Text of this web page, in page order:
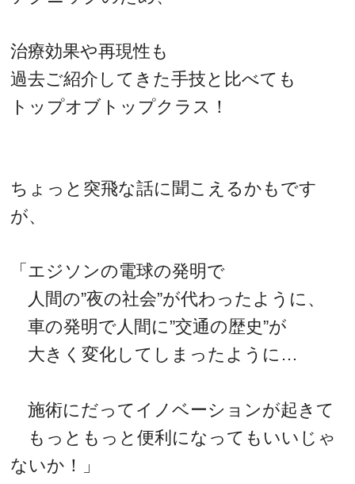
治療効果や再現性も
過去ご紹介してきた手技と比べても
トップオブトップクラス！
ちょっと突飛な話に聞こえるかもです
が、
「エジソンの電球の発明で
人間の”夜の社会”が代わったように、
車の発明で人間に”交通の歴史”が
大きく変化してしまったように…
施術にだってイノベーションが起きて
もっともっと便利になってもいいじゃ
ないか！」